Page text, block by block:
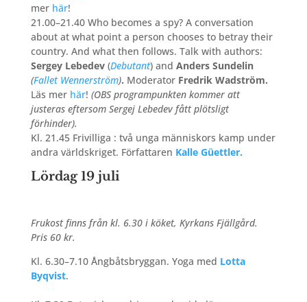
mer här!
21.00–21.40 Who becomes a spy? A conversation
about at what point a person chooses to betray their
country. And what then follows. Talk with authors:
Sergey Lebedev(Debutant) and Anders Sundelin
(Fallet Wennerström). Moderator Fredrik Wadström.
Läs mer här! (OBS programpunkten kommer att
justeras eftersom Sergej Lebedev fått plötsligt
förhinder).
Kl. 21.45 Frivilliga : två unga människors kamp under
andra världskriget. Författaren Kalle Güettler.
Lördag 19 juli
Frukost finns från kl. 6.30 i köket, Kyrkans Fjällgård.
Pris 60 kr.
Kl. 6.30–7.10 Ångbåtsbryggan. Yoga med Lotta
Byqvist.